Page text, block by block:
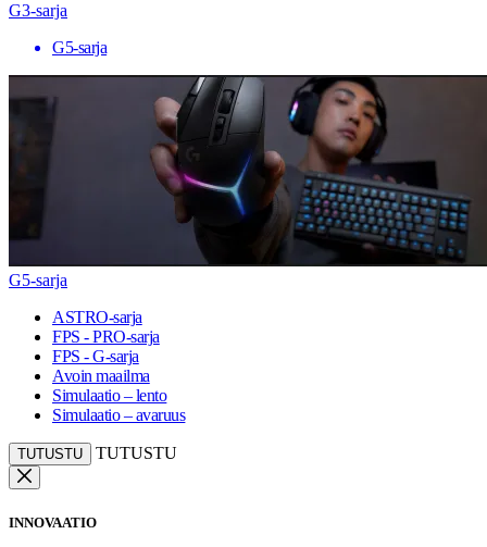
G3-sarja
G5-sarja
G5-sarja
ASTRO-sarja
FPS - PRO-sarja
FPS - G-sarja
Avoin maailma
Simulaatio – lento
Simulaatio – avaruus
TUTUSTU TUTUSTU
INNOVAATIO